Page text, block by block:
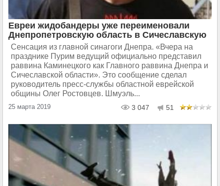
Евреи жидобандеры уже переименовали
Днепропетровскую область в Сичеславскую
Сенсация из главной синагоги Днепра. «Вчера на
празднике Пурим ведущий официально представил
раввина Каминецкого как Главного раввина Днепра и
Сичеславской области». Это сообщение сделал
руководитель пресс-службы областной еврейской
общины Олег Ростовцев. Шмуэль...
25 марта 2019 3 047 51